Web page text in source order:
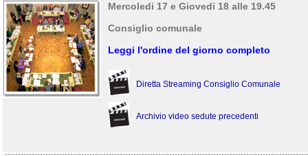
Mercoledi 17 e Giovedi 18 alle 19.45
Consiglio comunale
Leggi l'ordine del giorno completo
Diretta Streaming Consiglio Comunale
Archivio video sedute precedenti